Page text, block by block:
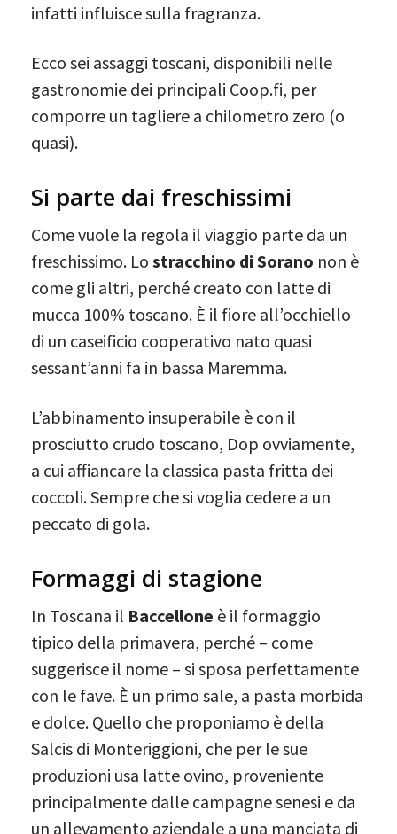
infatti influisce sulla fragranza.
Ecco sei assaggi toscani, disponibili nelle
gastronomie dei principali Coop.fi, per
comporre un tagliere a chilometro zero (o
quasi).
Si parte dai freschissimi
Come vuole la regola il viaggio parte da un
freschissimo. Lo stracchino di Sorano non è
come gli altri, perché creato con latte di
mucca 100% toscano. È il fiore all’occhiello
di un caseificio cooperativo nato quasi
sessant’anni fa in bassa Maremma.
L’abbinamento insuperabile è con il
prosciutto crudo toscano, Dop ovviamente,
a cui affiancare la classica pasta fritta dei
coccoli. Sempre che si voglia cedere a un
peccato di gola.
Formaggi di stagione
In Toscana il Baccellone è il formaggio
tipico della primavera, perché – come
suggerisce il nome – si sposa perfettamente
con le fave. È un primo sale, a pasta morbida
e dolce. Quello che proponiamo è della
Salcis di Monteriggioni, che per le sue
produzioni usa latte ovino, proveniente
principalmente dalle campagne senesi e da
un allevamento aziendale a una manciata di